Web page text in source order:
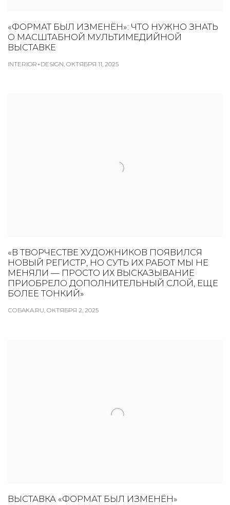
«ФОРМАТ БЫЛ ИЗМЕНЁН»: ЧТО НУЖНО ЗНАТЬ
О МАСШТАБНОЙ МУЛЬТИМЕДИЙНОЙ
ВЫСТАВКЕ
INTERIOR+DESIGN, ОКТЯБРЯ 11, 2025
«В ТВОРЧЕСТВЕ ХУДОЖНИКОВ ПОЯВИЛСЯ
НОВЫЙ РЕГИСТР, НО СУТЬ ИХ РАБОТ МЫ НЕ
МЕНЯЛИ — ПРОСТО ИХ ВЫСКАЗЫВАНИЕ
ПРИОБРЕЛО ДОПОЛНИТЕЛЬНЫЙ СЛОЙ, ЕЩЕ
БОЛЕЕ ТОНКИЙ»
СОБАКА.RU, ОКТЯБРЯ 2, 2025
ВЫСТАВКА «ФОРМАТ БЫЛ ИЗМЕНЁН»